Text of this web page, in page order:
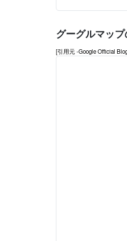
グーグルマップ
[引用元 -Google Official